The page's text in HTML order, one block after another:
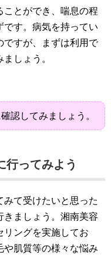
とができ、喘息の程
です。病気を持ってい
ですが、まずは利用で
しょう。
認してみましょう。
行ってみよう
て受けたいと思った
きましょう。湘南美容
リングを実施してお
や肌質等の様々な悩み